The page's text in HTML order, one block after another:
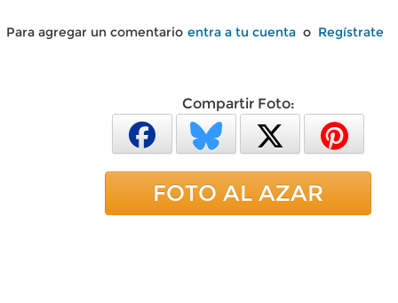
Para agregar un comentario entra a tu cuenta o Regístrate
Compartir Foto:
FOTO AL AZAR